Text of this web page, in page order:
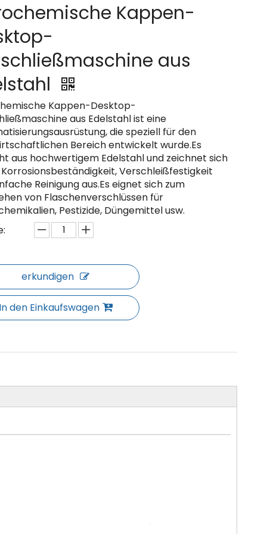
Kappen-
aus
Kappen-Desktop-
aus Edelstahl ist eine
die speziell für den
Bereich entwickelt wurde.Es
aus hochwertigem Edelstahl und zeichnet sich
Verschleißfestigkeit
Reinigung aus.Es eignet sich zum
von Flaschenverschlüssen für
Pestizide, Düngemittel usw.
erkundigen
In den Einkaufswagen